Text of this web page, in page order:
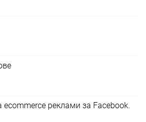
ecommerce реклами за Facebook.